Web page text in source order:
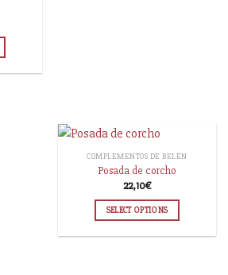
COMPLEMENTOS DE BELÉN
Posada de corcho
22,10€
SELECT OPTIONS